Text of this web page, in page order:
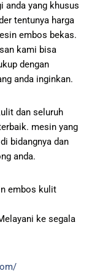
anda yang khusus
tentunya harga
embos bekas.
kami bisa
dengan
anda inginkan.
dan seluruh
mesin yang
bidangnya dan
anda.
embos kulit
ke segala